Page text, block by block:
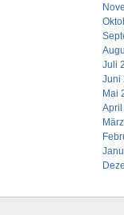
Juli
Juni
Mai